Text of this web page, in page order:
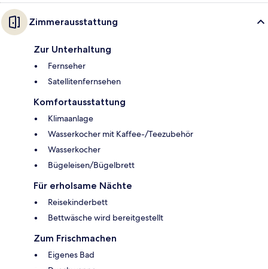
Zimmerausstattung
Zur Unterhaltung
Fernseher
Satellitenfernsehen
Komfortausstattung
Klimaanlage
Wasserkocher mit Kaffee-/Teezubehör
Wasserkocher
Bügeleisen/Bügelbrett
Für erholsame Nächte
Reisekinderbett
Bettwäsche wird bereitgestellt
Zum Frischmachen
Eigenes Bad